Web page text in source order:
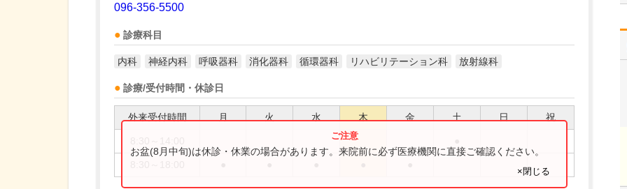
096-356-5500
診療科目
内科 神経内科 呼吸器科 消化器科 循環器科 リハビリテーション科 放射線科
診療/受付時間・休診日
外来受付時間 月 火 水 木 金 土 日 祝
お盆(8月中旬)は休診・休業の場合があります。来院前に必ず医療機関に直接ご確認ください。
×閉じる